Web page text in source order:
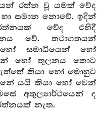
රත්න වූ යමක් වේද
සමාන නොවේ. ඉදින්
වේද එහිදී
වේ. තථාගතයන්
සමාධියෙන් හෝ
හෝ තුලනය කොට
කියා හෝ මොහුට
යයි කියා හෝ වෙන්
අතුල්‍යාර්ථයෙන් ද
නැත.